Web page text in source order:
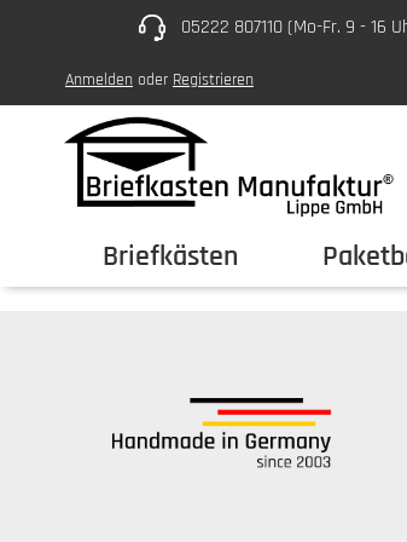
Hauptinhalt springen
Zur Hauptnavigation springen05222 807110 (Mo-Fr. 9 - 16
Anmelden oder Registrieren
Briefkästen